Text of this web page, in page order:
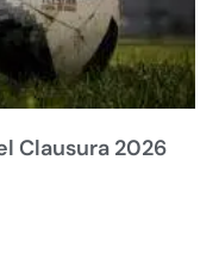
Clausura 2026